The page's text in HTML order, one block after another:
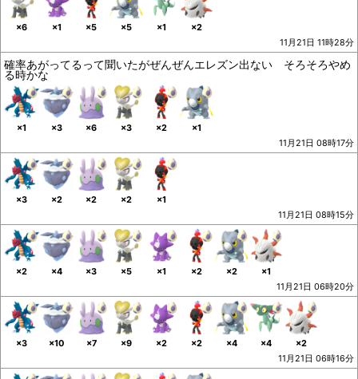
×6 ×1 ×5 ×5 ×1
×2
11月21日 11時28分
確率あがってるって聞いたがぜんぜんエレズン出ない そろそろやめ
る時かな
×1 ×3 ×6 ×3 ×2
×1
11月21日 08時17分
×3 ×2 ×2 ×2
×1
11月21日 08時15分
×2 ×4 ×3 ×5 ×1 ×2 ×2
×1
11月21日 06時20分
×3 ×10 ×7 ×9 ×2 ×2 ×4 ×4
×2
11月21日 06時16分